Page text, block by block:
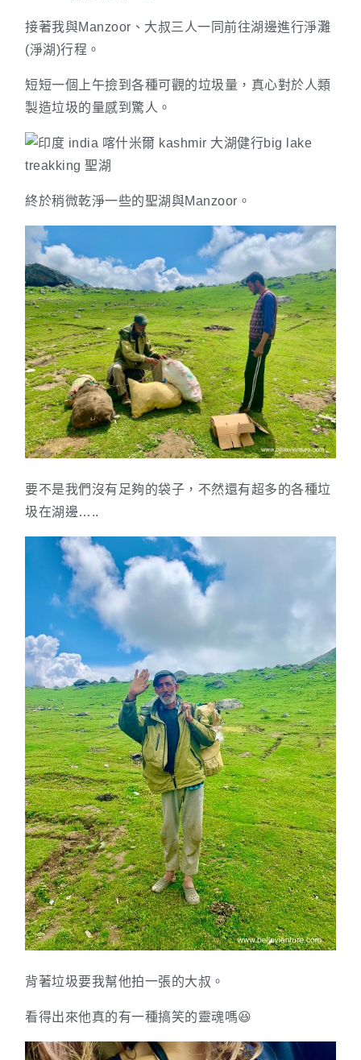
接著我與Manzoor、大叔三人一同前往湖邊進行淨灘
(淨湖)行程。
短短一個上午撿到各種可觀的垃圾量，真心對於人類
製造垃圾的量感到驚人。
終於稍微乾淨一些的聖湖與Manzoor。
要不是我們沒有足夠的袋子，不然還有超多的各種垃
圾在湖邊…..
背著垃圾要我幫他拍一張的大叔。
看得出來他真的有一種搞笑的靈魂嗎😆